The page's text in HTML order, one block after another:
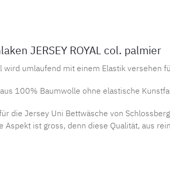
JERSEY ROYAL col. palmier
wird umlaufend mit einem Elastik versehen
100% Baumwolle ohne elastische
die Jersey Uni Bettwäsche von
Aspekt ist gross, denn diese Qualität, aus